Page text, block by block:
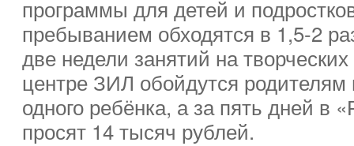
программы для детей и
пребыванием обходятся в 1,5-2
две недели занятий на
центре ЗИЛ обойдутся
одного ребёнка, а за пять дней в
просят 14 тысяч рублей.